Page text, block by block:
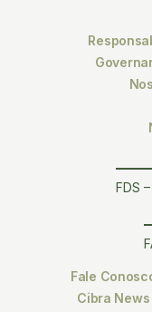
FDS
Fale
Cibra News